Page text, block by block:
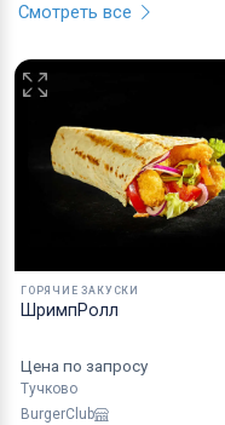
Смотреть все
ГОРЯЧИЕ ЗАКУСКИ
ШримпРолл
Цена по запросу
Тучково
BurgerClub